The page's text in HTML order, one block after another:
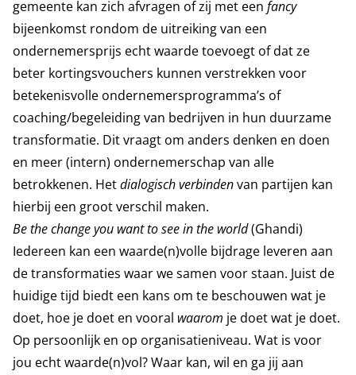
gemeente kan zich afvragen of zij met een fancy
bijeenkomst rondom de uitreiking van een
ondernemersprijs echt waarde toevoegt of dat ze
beter kortingsvouchers kunnen verstrekken voor
betekenisvolle ondernemersprogramma’s of
coaching/begeleiding van bedrijven in hun duurzame
transformatie. Dit vraagt om anders denken en doen
en meer (intern) ondernemerschap van alle
betrokkenen. Hetdialogisch verbindenvan partijen kan
hierbij een groot verschil maken.
Be the change you want to see in the world(Ghandi)
Iedereen kan een waarde(n)volle bijdrage leveren aan
de transformaties waar we samen voor staan. Juist de
huidige tijd biedt een kans om te beschouwen wat je
doet, hoe je doet en vooral waarom je doet wat je doet.
Op persoonlijk en op organisatieniveau. Wat is voor
jou echt waarde(n)vol? Waar kan, wil en ga jij aan